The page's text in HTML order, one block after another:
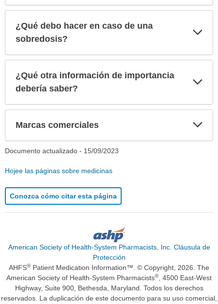
¿Qué debo hacer en caso de una
sobredosis?
¿Qué otra información de importancia
debería saber?
Marcas comerciales
Documento actualizado - 15/09/2023
Hojee las páginas sobre medicinas
Conozca cómo citar esta página
American Society of Health-System Pharmacists, Inc. Cláusula de
Protección
AHFS® Patient Medication Information™. © Copyright, 2026. The
American Society of Health-System Pharmacists®, 4500 East-West
Highway, Suite 900, Bethesda, Maryland. Todos los derechos
reservados. La duplicación de este documento para su uso comercial,